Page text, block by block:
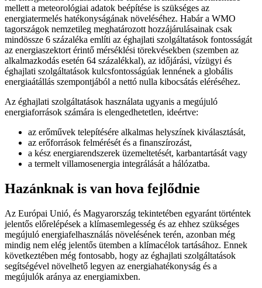
mellett a meteorológiai adatok beépítése is szükséges az
energiatermelés hatékonyságának növeléséhez. Habár a WMO
tagországok nemzetileg meghatározott hozzájárulásainak csak
mindössze 6 százaléka említi az éghajlati szolgáltatások fontosságát
az energiaszektort érintő mérséklési törekvésekben (szemben az
alkalmazkodás esetén 64 százalékkal), az időjárási, vízügyi és
éghajlati szolgáltatások kulcsfontosságúak lennének a globális
energiaátállás szempontjából a nettó nulla kibocsátás eléréséhez.
Az éghajlati szolgáltatások használata ugyanis a megújuló
energiaforrások számára is elengedhetetlen, ideértve:
az erőművek telepítésére alkalmas helyszínek kiválasztását,
az erőforrások felmérését és a finanszírozást,
a kész energiarendszerek üzemeltetését, karbantartását vagy
a termelt villamosenergia integrálását a hálózatba.
Hazánknak is van hova fejlődnie
Az Európai Unió, és Magyarország tekintetében egyaránt történtek
jelentős előrelépések a klímasemlegesség és az ehhez szükséges
megújuló energiafelhasználás növelésének terén, azonban még
mindig nem elég jelentős ütemben a klímacélok tartásához. Ennek
következtében még fontosabb, hogy az éghajlati szolgáltatások
segítségével növelhető legyen az energiahatékonyság és a
megújulók aránya az energiamixben.